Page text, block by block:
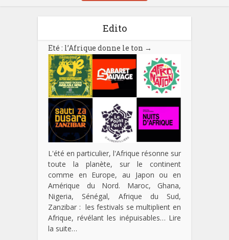
Edito
Eté : l’Afrique donne le ton →
L'été en particulier, l'Afrique résonne sur
toute la planète, sur le continent
comme en Europe, au Japon ou en
Amérique du Nord. Maroc, Ghana,
Nigeria, Sénégal, Afrique du Sud,
Zanzibar : les festivals se multiplient en
Afrique, révélant les inépuisables… Lire
la suite…